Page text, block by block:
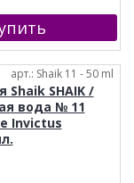
арт.: Shaik 11 - 50 ml
SHAIK /
вода № 11
Invictus